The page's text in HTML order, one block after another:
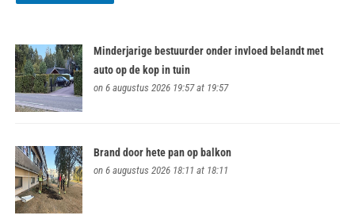
Minderjarige bestuurder onder invloed belandt met
auto op de kop in tuin
on 6 augustus 2026 19:57 at 19:57
Brand door hete pan op balkon
on 6 augustus 2026 18:11 at 18:11